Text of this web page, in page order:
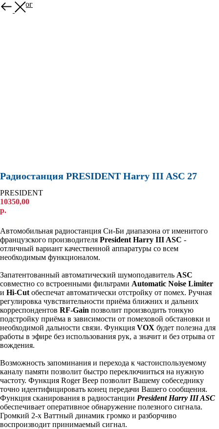
В каталог
Радиостанция PRESIDENT Harry III ASC 27
PRESIDENT
10350,00
р.
Автомобильная радиостанция Си-Би диапазона от именитого
французского производителя President Harry III ASC -
отличный вариант качественной аппаратуры со всем
необходимым функционалом.
Запатентованный автоматический шумоподавитель ASC
совместно со встроенными фильтрами Automatic Noise Limiter
и Hi-Cut обеспечат автоматически отстройку от помех. Ручная
регулировка чувствительности приёма ближних и дальних
корреспондентов RF-Gain позволит производить тонкую
подстройку приёма в зависимости от помеховой обстановки и
необходимой дальности связи. Функция VOX будет полезна для
работы в эфире без использования рук, а значит и без отрыва от
вождения.
Возможность запоминания и перехода к частоиспользуемому
каналу памяти позволит быстро переключииться на нужную
частоту. Функция Roger Beep позволит Вашему собеседнику
точно идентифицировать конец передачи Вашего сообщения.
Функция сканирования в радиостанции President Harry III ASC
обеспечивает оперативное обнаружение полезного сигнала.
Громкий 2-х Ваттный динамик громко и разборчиво
воспроизводит принимаемый сигнал.